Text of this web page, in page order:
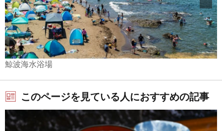
鯨波海水浴場
このページを見ている人におすすめの記事